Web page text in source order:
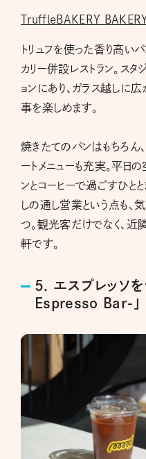
TruffleBAKERY
トリュフを使った香り高
カリー併設レストラン。ス
ョンにあり、ガラス越しに
事を楽しめます。
焼きたてのパンはもちろん
ートメニューも充実。平日
ンとコーヒーで過ごすひと
しの通し営業という点も、
つ。観光客だけでなく、
軒です。
5. エスプレッソ
Espresso Bar-」